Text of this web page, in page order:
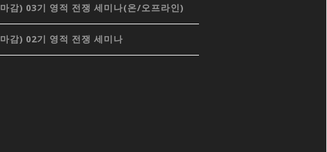
마감) 03기 영적 전쟁 세미나(온/오프라인)
마감) 02기 영적 전쟁 세미나